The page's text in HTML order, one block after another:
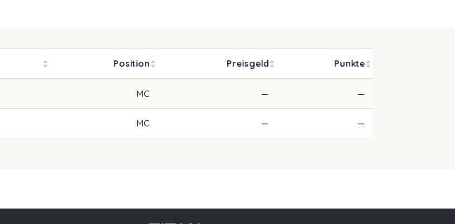
Position Preisgeld Punkte
MC — —
MC — —